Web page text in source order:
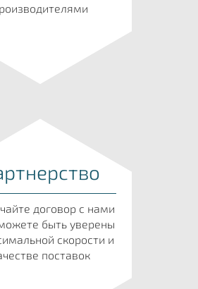
договор с нами
быть уверены
скорости и
поставок